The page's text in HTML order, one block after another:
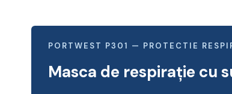
PORTWEST P301 — PROTECTIE
Masca de respirație cu